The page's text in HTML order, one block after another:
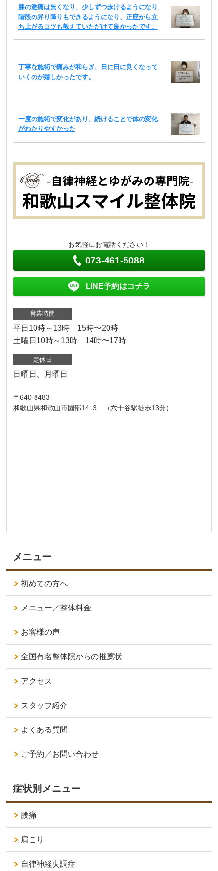
膝の激痛は無くなり、少しずつ歩けるようになり
階段の昇り降りもできるようになり、正座から立
ち上がるコツも教えていただけて良かったです。
丁寧な施術で痛みが和らぎ、日に日に良くなって
いくのが嬉しかったです。
一度の施術で変化があり、続けることで体の変化
がわかりやすかった
お気軽にお電話ください！
073-461-5088
LINE予約はコチラ
営業時間
平日10時～13時 15時〜20時
土曜日10時～13時 14時〜17時
定休日
日曜日、月曜日
〒640-8483
和歌山県和歌山市園部1413 （六十谷駅徒歩13分）
メニュー
初めての方へ
メニュー／整体料金
お客様の声
全国有名整体院からの推薦状
アクセス
スタッフ紹介
よくある質問
ご予約／お問い合わせ
症状別メニュー
腰痛
肩こり
自律神経失調症